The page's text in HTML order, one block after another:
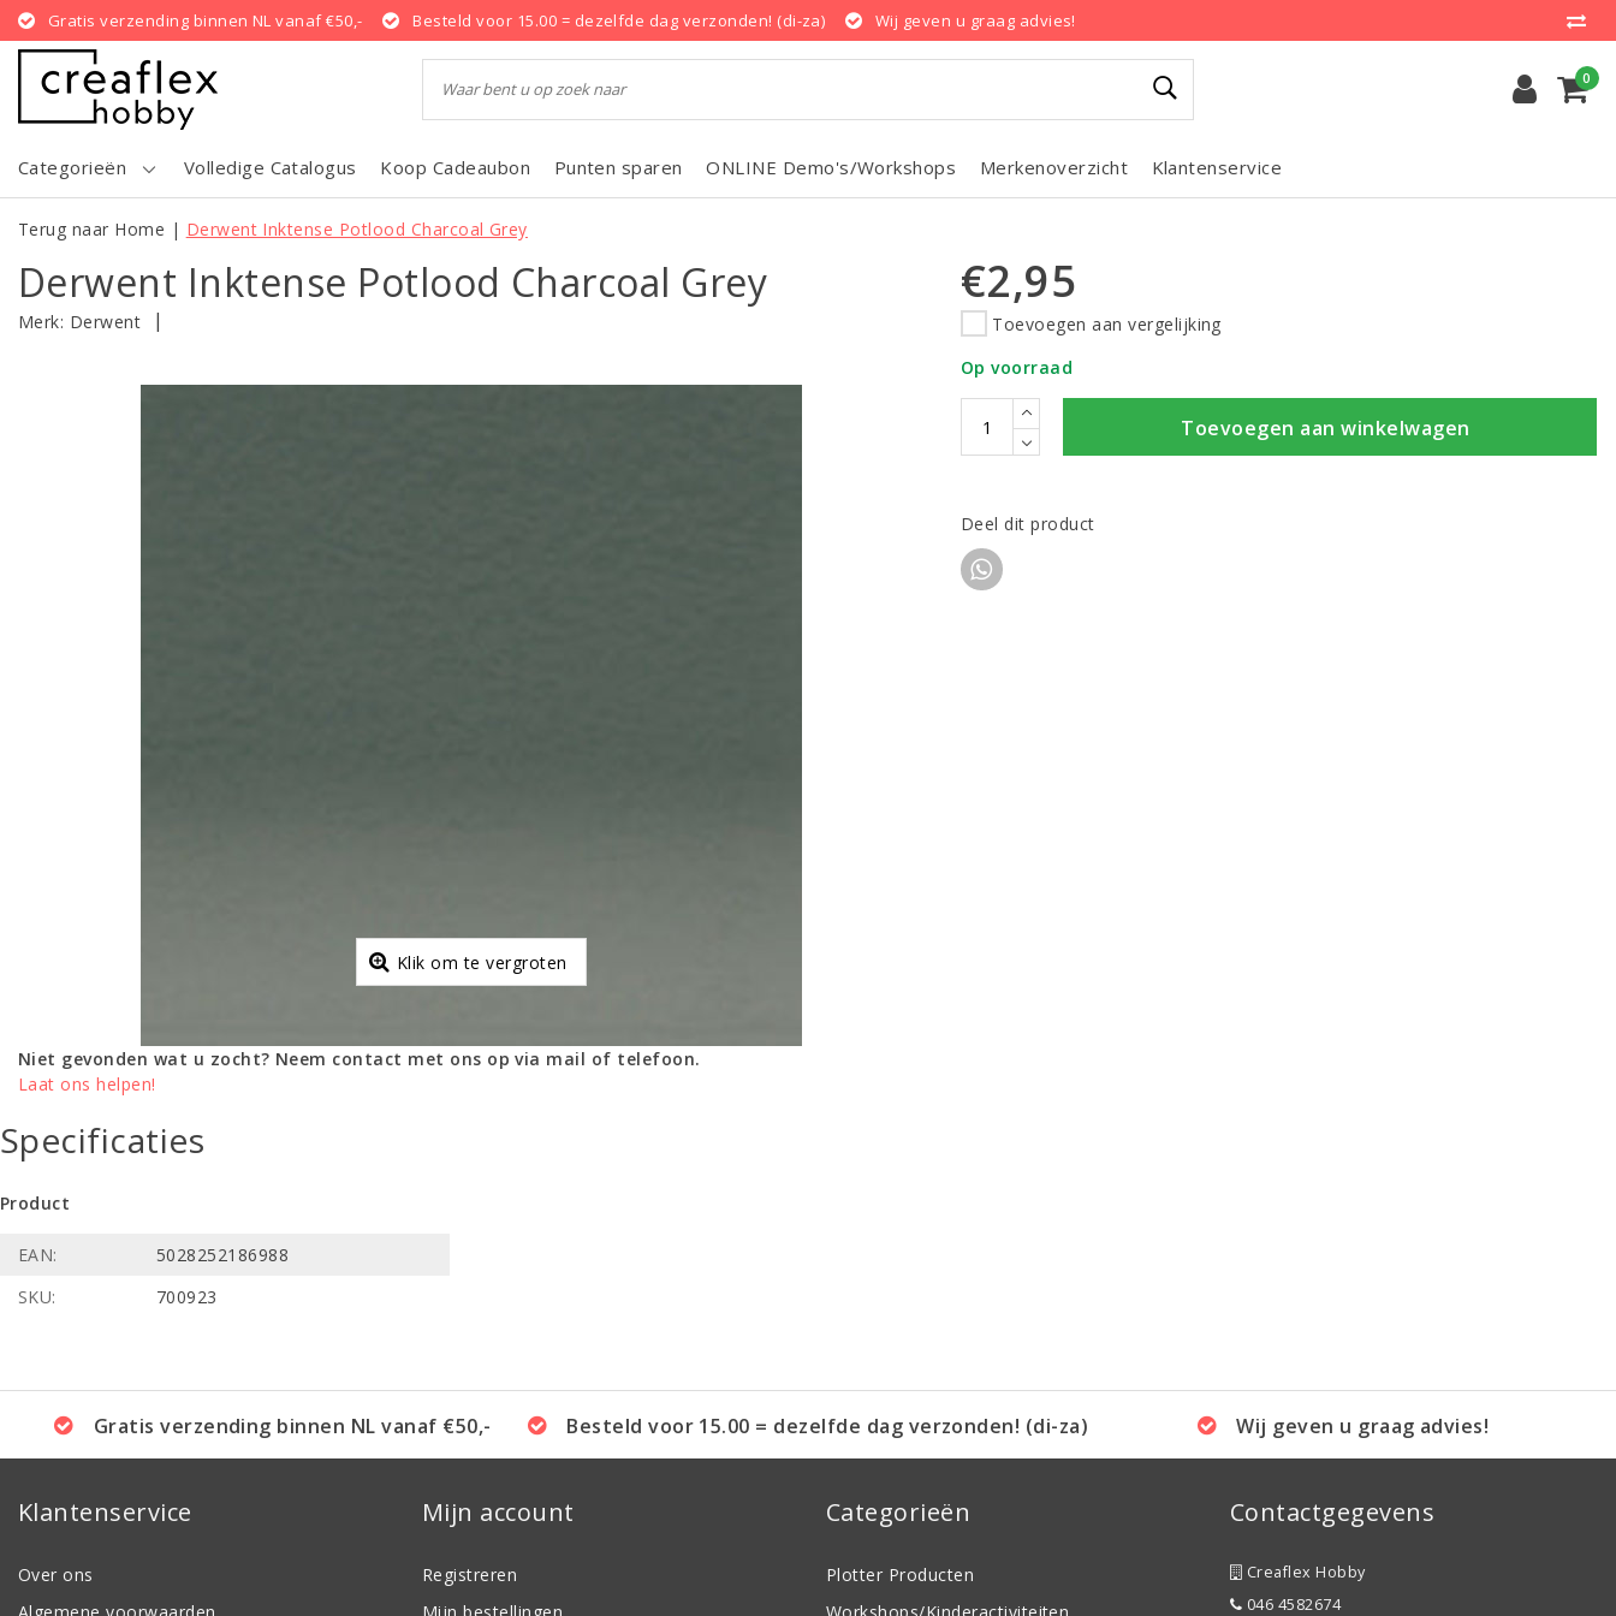
Gratis verzending binnen NL vanaf €50,- Besteld voor 15.00 = dezelfde dag verzonden! (di-za) Wij geven u graag advies!
0
Categorieën Volledige Catalogus Koop Cadeaubon Punten sparen ONLINE Demo's/Workshops Merkenoverzicht Klantenservice
Terug naar Home | Derwent Inktense Potlood Charcoal Grey
Derwent Inktense Potlood Charcoal Grey
Merk: Derwent |
Klik om te vergroten
€2,95
Toevoegen aan vergelijking
Op voorraad
Toevoegen aan winkelwagen
Deel dit product
Niet gevonden wat u zocht? Neem contact met ons op via mail of telefoon.
Laat ons helpen!
Specificaties
Product
EAN:
5028252186988
SKU:
700923
Gratis verzending binnen NL vanaf €50,- Besteld voor 15.00 = dezelfde dag verzonden! (di-za) Wij geven u graag advies!
Klantenservice
Over ons
Mijn account
Registreren
Categorieën
Plotter Producten
Contactgegevens
Creaflex Hobby
046 4582674